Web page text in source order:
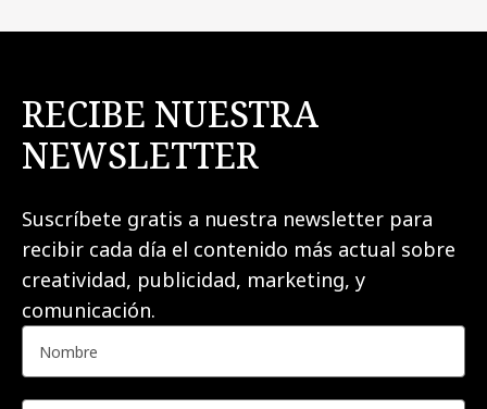
RECIBE NUESTRA
NEWSLETTER
Suscríbete gratis a nuestra newsletter para
recibir cada día el contenido más actual sobre
creatividad, publicidad, marketing, y
comunicación.